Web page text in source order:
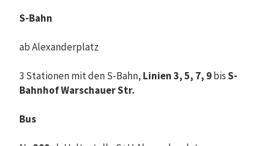
S-Bahn
ab Alexanderplatz
3 Stationen mit den S-Bahn, Linien 3, 5, 7, 9bisS-
Bahnhof Warschauer Str.
Bus